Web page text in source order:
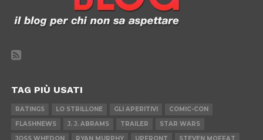
TAG PIÙ USATI
RATINGS LO STRILLONE GLI APERITIVI
COMIC-CON
FLASHNEWS
J. J. ABRAMS TRAILER
STAR WARS